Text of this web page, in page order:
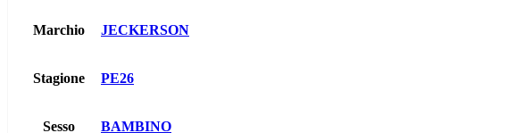
Marchio JECKERSON
Stagione PE26
Sesso BAMBINO